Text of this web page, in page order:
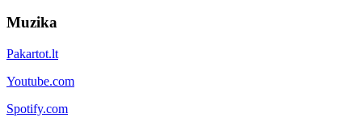
Muzika
Pakartot.lt
Youtube.com
Spotify.com